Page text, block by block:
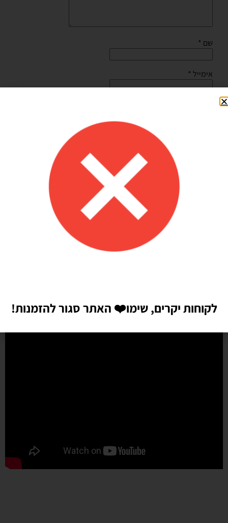
שם *
אימייל *
Shilav Sayag
איכות מדהימה!
הזמנתי בלונים כדי לעצב קשת ליום הולדת של הבן שלי, המשלוח הגיע
מהר מהמצופה!! הכל באיכות מדהימה, בצבעים יפים בדיוק כמו שחשבתי
שיהיו!! התמונות מדברות בעד עצמן!! ממליצה בחום♥️♥️♥️
לקוחות יקרים, שימו❤️ האתר סגור להזמנות!